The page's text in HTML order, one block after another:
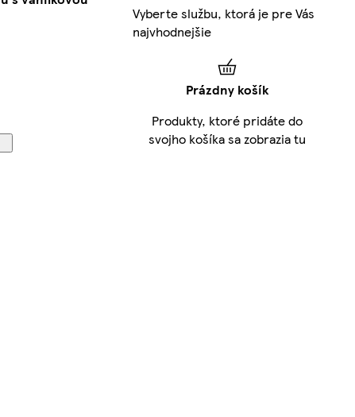
Vyberte službu, ktorá je pre Vás
najvhodnejšie
Prázdny košík
Produkty, ktoré pridáte do
svojho košíka sa zobrazia tu